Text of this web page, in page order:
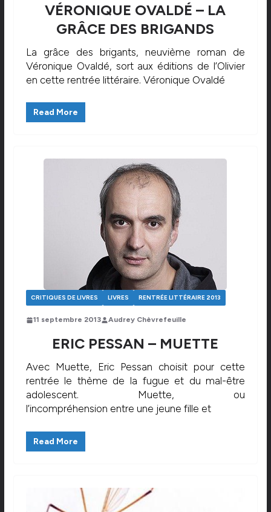
VÉRONIQUE OVALDÉ – LA
GRÂCE DES BRIGANDS
La grâce des brigants, neuvième roman de
Véronique Ovaldé, sort aux éditions de l’Olivier
en cette rentrée littéraire. Véronique Ovaldé
Read More
CRITIQUES DE LIVRES LIVRES RENTRÉE LITTÉRAIRE 2013
11 septembre 2013 Audrey Chèvrefeuille
ERIC PESSAN – MUETTE
Avec Muette, Eric Pessan choisit pour cette
rentrée le thème de la fugue et du mal-être
adolescent. Muette, ou
l’incompréhension entre une jeune fille et
Read More